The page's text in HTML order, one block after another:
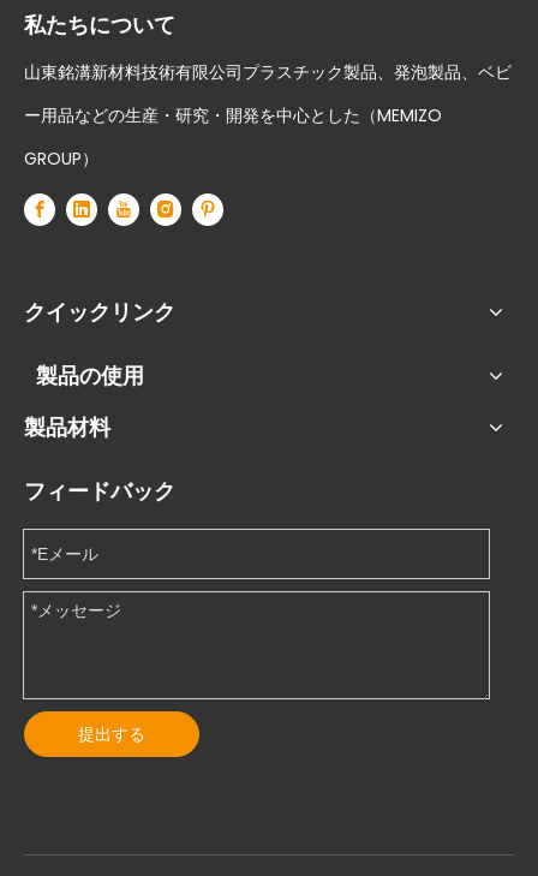
私たちについて
山東銘溝新材料技術有限公司プラスチック製品、発泡製品、ベビ
ー用品などの生産・研究・開発を中心とした（MEMIZO
GROUP）
クイックリンク
製品の使用
製品材料
フィードバック
提出する